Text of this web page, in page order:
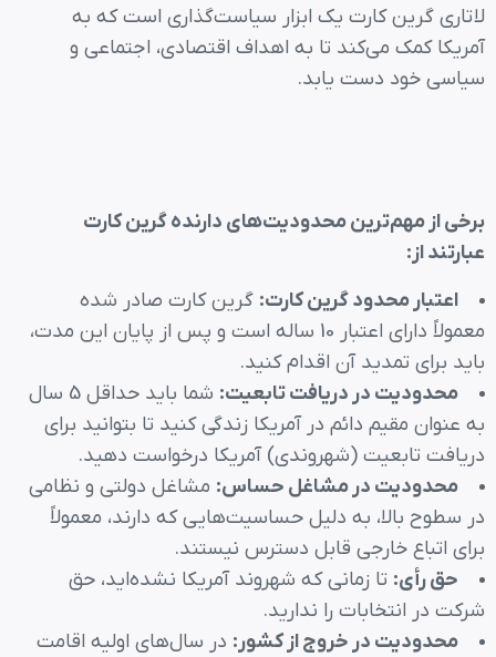
لاتاری گرین کارت یک ابزار سیاست‌گذاری است که به
آمریکا کمک می‌کند تا به اهداف اقتصادی، اجتماعی و
سیاسی خود دست یابد.
برخی از مهم‌ترین محدودیت‌های دارنده گرین کارت
عبارتند از:
اعتبار محدود گرین کارت: گرین کارت صادر شده
معمولاً دارای اعتبار 10 ساله است و پس از پایان این مدت،
باید برای تمدید آن اقدام کنید.
محدودیت در دریافت تابعیت:
شما باید حداقل 5 سال
به عنوان مقیم دائم در آمریکا زندگی کنید تا بتوانید برای
دریافت تابعیت (شهروندی) آمریکا درخواست دهید.
محدودیت در مشاغل حساس: مشاغل دولتی و نظامی
در سطوح بالا، به دلیل حساسیت‌هایی که دارند، معمولاً
برای اتباع خارجی قابل دسترس نیستند.
حق رأی: تا زمانی که شهروند آمریکا نشده‌اید، حق
شرکت در انتخابات را ندارید.
محدودیت در خروج از کشور: در سال‌های اولیه اقامت